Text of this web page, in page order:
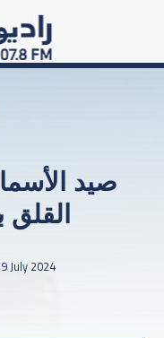
صيد
July 2024